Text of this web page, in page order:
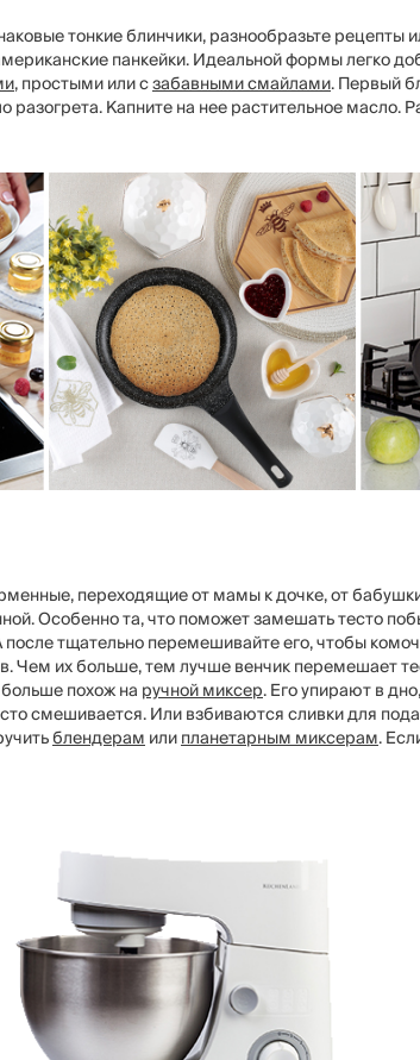
тонкие блинчики, разнообразьте рецепты
панкейки. Идеальной формы легко
, простыми или сзабавными смайлами. Первый
разогрета. Капните на нее растительное масло.
переходящие от мамы к дочке, от
Особенно та, что поможет замешать тесто
тщательно перемешивайте его, чтобы
Чем их больше, тем лучше венчик перемешает
похож на ручной миксер. Его упирают в
смешивается. Или взбиваются сливки для
блендерамилипланетарным миксерам.